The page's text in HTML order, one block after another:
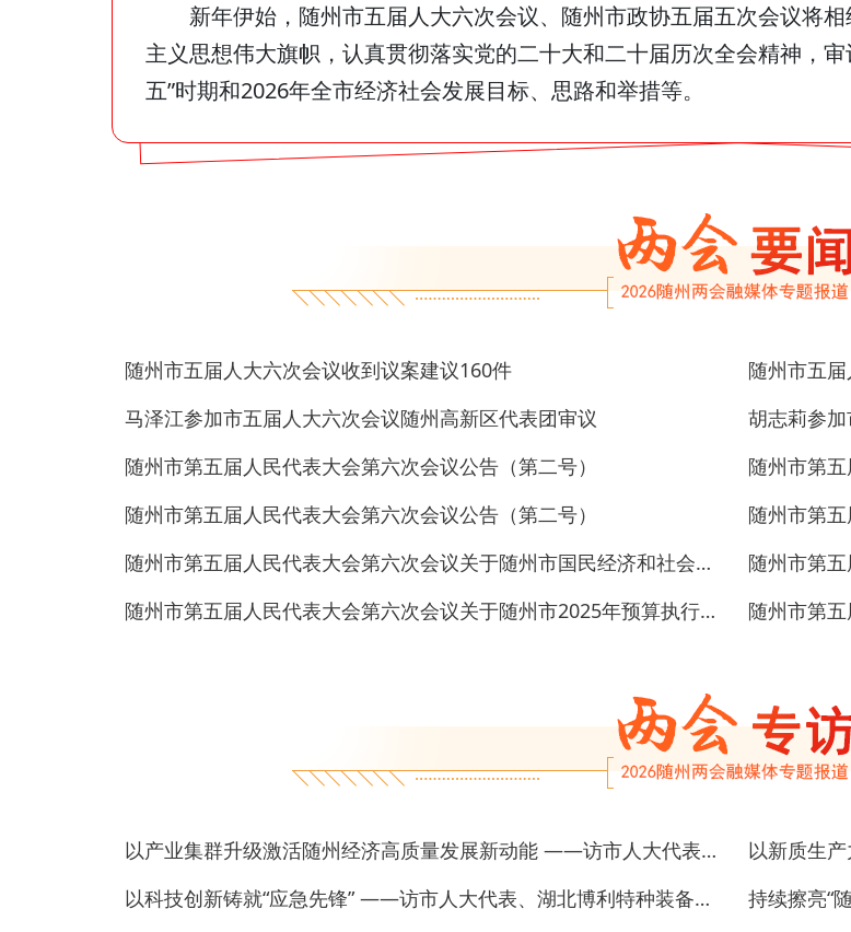
新年伊始，随州市五届人大六次会议、随州市政协五届五次会议将
主义思想伟大旗帜，认真贯彻落实党的二十大和二十届历次全会精神，
五”时期和2026年全市经济社会发展目标、思路和举措等。
随州市五届人大六次会议收到议案建议160件
随州市五
马泽江参加市五届人大六次会议随州高新区代表团审议
胡志莉参
随州市第五届人民代表大会第六次会议公告（第二号）
随州市第
随州市第五届人民代表大会第六次会议公告（第二号）
随州市第五届人民代表大会第六次会议关于随州市国民经济和社会发展第十五个五年规划纲要的决议
随州市第五届人民代表大会第六次会议关于随州市2025年预算执行情况和2026年预算的决议
以产业集群升级激活随州经济高质量发展新动能 ——访市人大代表、湖北金龙新材料股份有限公司董事长饶金才
以科技创新铸就“应急先锋” ——访市人大代表、湖北博利特种装备股份有限公司董事长程钰涵